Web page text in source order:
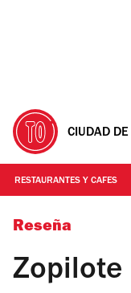
CIUDAD
RESTAURANTES Y CAFES
Foto: Alejandra
Reseña
Zopilote